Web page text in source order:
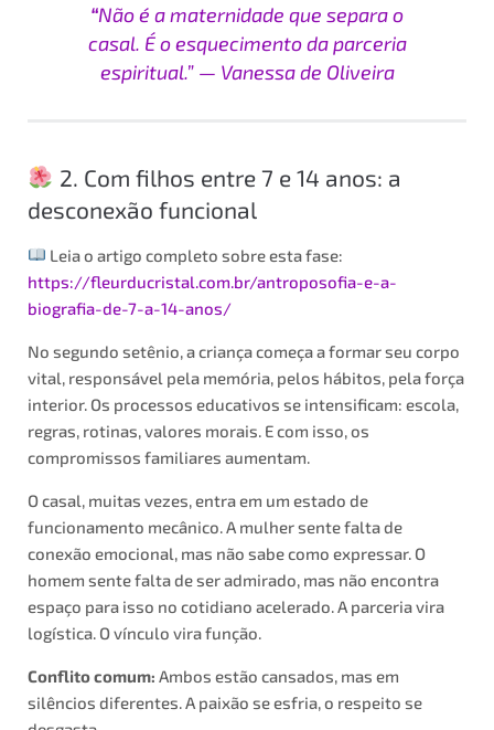
“Não é a maternidade que separa o
casal. É o esquecimento da parceria
espiritual.” — Vanessa de Oliveira
2. Com filhos entre 7 e 14 anos: a
desconexão funcional
Leia o artigo completo sobre esta fase:
https://fleurducristal.com.br/antroposofia-e-a-
biografia-de-7-a-14-anos/
No segundo setênio, a criança começa a formar seu corpo
vital, responsável pela memória, pelos hábitos, pela força
interior. Os processos educativos se intensificam: escola,
regras, rotinas, valores morais. E com isso, os
compromissos familiares aumentam.
O casal, muitas vezes, entra em um estado de
funcionamento mecânico. A mulher sente falta de
conexão emocional, mas não sabe como expressar. O
homem sente falta de ser admirado, mas não encontra
espaço para isso no cotidiano acelerado. A parceria vira
logística. O vínculo vira função.
Conflito comum: Ambos estão cansados, mas em
silêncios diferentes. A paixão se esfria, o respeito se